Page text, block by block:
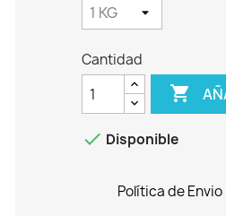
Cantidad

 Disponible
Política de